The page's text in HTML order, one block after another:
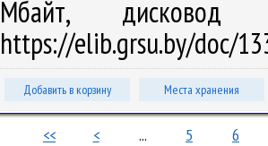
Мбайт,
https://elib.grsu.by/doc/
Добавить в корзину Места хранения
<< < ... 5 6